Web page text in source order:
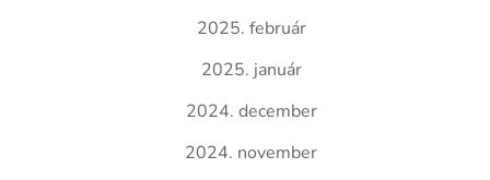
2025. február
2025. január
2024. december
2024. november